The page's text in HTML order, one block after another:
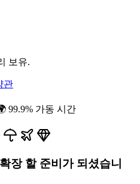
보유.
관
99.9% 가동 시간
장 할 준비가 되셨습니